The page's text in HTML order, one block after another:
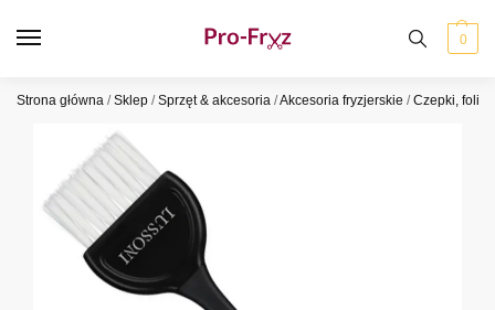
0
Strona główna /Sklep /Sprzęt & akcesoria /Akcesoria fryzjerskie /Czepki, folie,